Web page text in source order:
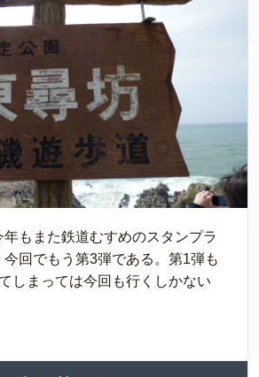
年もまた鉄道むすめのスタンプラ
今回でもう第3弾である。第1弾も
しまっては今回も行くしかない